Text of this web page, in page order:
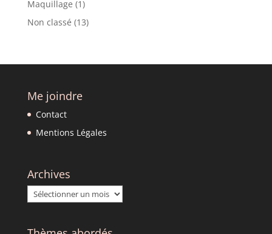
Maquillage (1)
Non classé (13)
Me joindre
Contact
Mentions Légales
Archives
Archives